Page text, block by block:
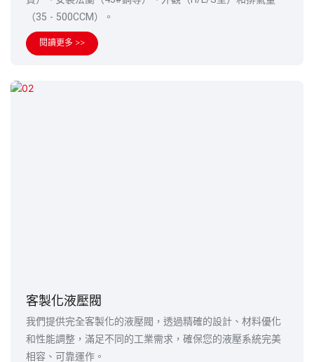
（35 - 500CCM）。
閱讀更多 >>
客製化液壓閥
我們提供完全客製化的液壓閥，透過精確的設計、材料優化
和性能調整，滿足不同的工業需求，確保您的液壓系統完美
相容、可靠運作。